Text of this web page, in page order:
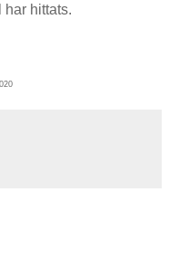
har hittats.